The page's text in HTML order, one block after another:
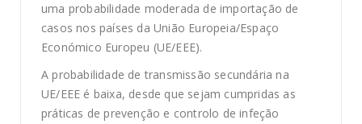
uma probabilidade moderada de importação de
casos nos países da União Europeia/Espaço
Económico Europeu (UE/EEE).
A probabilidade de transmissão secundária na
UE/EEE é baixa, desde que sejam cumpridas as
práticas de prevenção e controlo de infeção